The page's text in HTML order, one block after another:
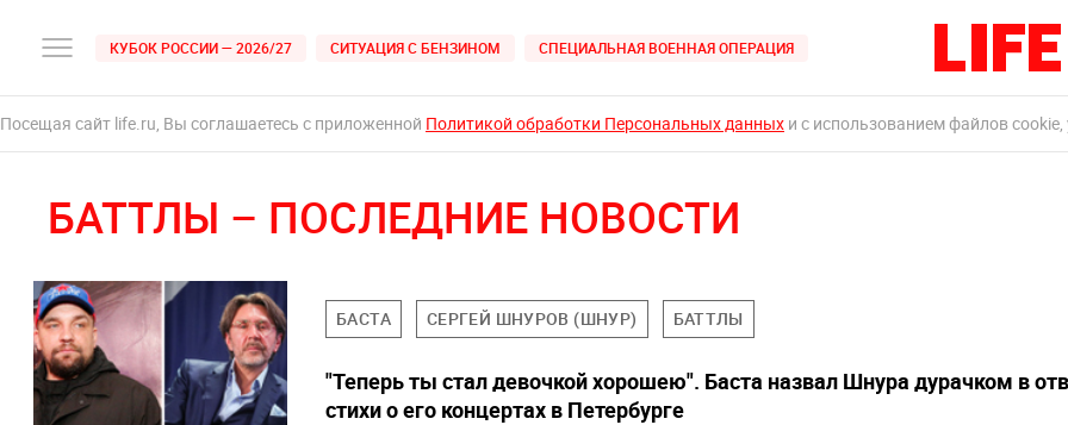
КУБОК РОССИИ — 2026/27 СИТУАЦИЯ С БЕНЗИНОМ СПЕЦИАЛЬНАЯ ВОЕННАЯ ОПЕРАЦИЯ
Посещая сайт life.ru, Вы соглашаетесь с приложенной Политикой обработки Персональных данных и с использованием файлов
БАТТЛЫ – ПОСЛЕДНИЕ НОВОСТИ
БАСТА СЕРГЕЙ ШНУРОВ (ШНУР) БАТТЛЫ
"Теперь ты стал девочкой хорошею". Баста назвал Шнура дурачком в
стихи о его концертах в Петербурге